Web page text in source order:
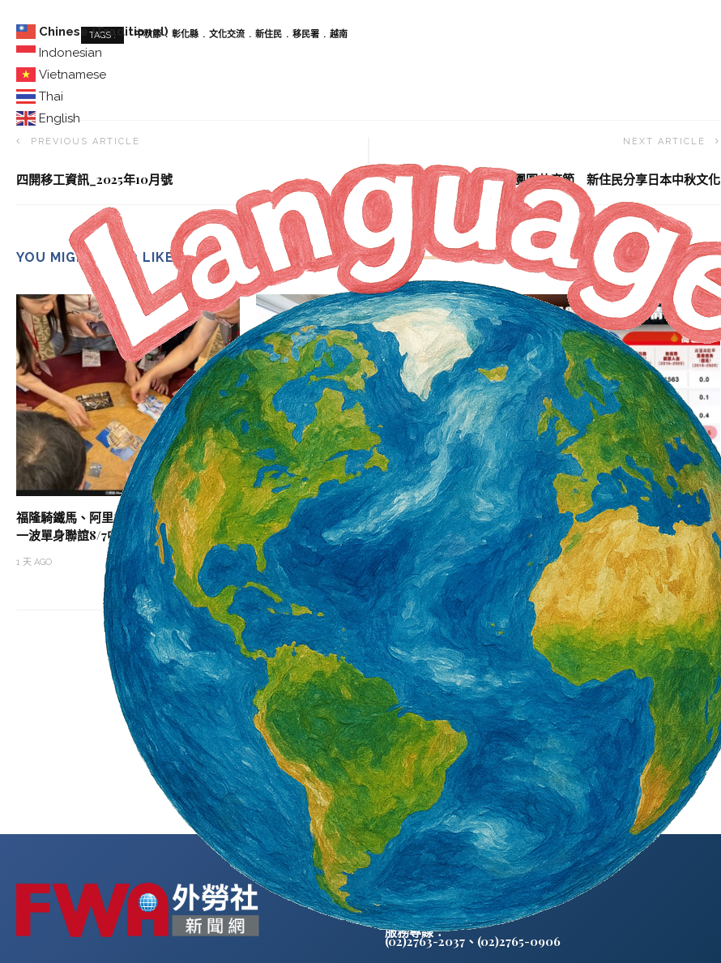
Chinese (Traditional)
Indonesian
Vietnamese
Thai
English
TAGS : 中秋節 彰化縣 文化交流 新住民 移民署 越南
PREVIOUS ARTICLE
四開移工資訊_2025年10月號
NEXT ARTICLE
各國家鄉味團圓共度節 新住民分享日本中秋文化
YOU MIGHT ALSO LIKE
福隆騎鐵馬、阿里山搭小火車 內政部最後
一波單身聯誼8/7中午開搶
1 天 AGO
審計部：婚育宅需求殷切 釋出戶數明顯供
不應求
2 天 AGO
民團氣候衝擊調查 台南各指標均入榜
2 天 AGO
外籍勞工通訊社版權所有 ©
服務專線：
(02)2763-2037、 (02)2765-0906